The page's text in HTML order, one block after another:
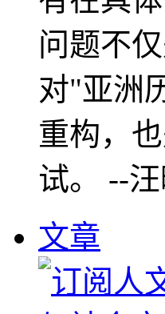
问题不
对"亚洲
重构，
试。 --
文章